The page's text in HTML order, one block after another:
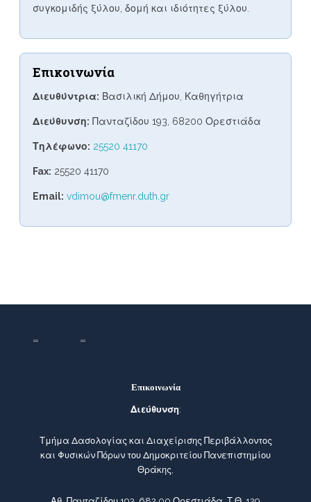
συγκομιδής ξύλου, δομή και ιδιότητες ξύλου.
Επικοινωνία
Διευθύντρια: Βασιλική Δήμου, Καθηγήτρια
Διεύθυνση: Πανταζίδου 193, 68200 Ορεστιάδα
Τηλέφωνο: 25520 41170
Fax: 25520 41170
Email: vdimou@fmenr.duth.gr
Επικοινωνία
Διεύθυνση:
Τμήμα Δασολογίας και Διαχείρισης Περιβάλλοντος
και Φυσικών Πόρων του Δημοκριτείου Πανεπιστημίου
Θράκης,